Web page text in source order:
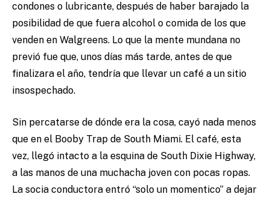
condones o lubricante, después de haber barajado la
posibilidad de que fuera alcohol o comida de los que
venden en Walgreens. Lo que la mente mundana no
previó fue que, unos días más tarde, antes de que
finalizara el año, tendría que llevar un café a un sitio
insospechado.
Sin percatarse de dónde era la cosa, cayó nada menos
que en el Booby Trap de South Miami. El café, esta
vez, llegó intacto a la esquina de South Dixie Highway,
a las manos de una muchacha joven con pocas ropas.
La socia conductora entró “solo un momentico” a dejar